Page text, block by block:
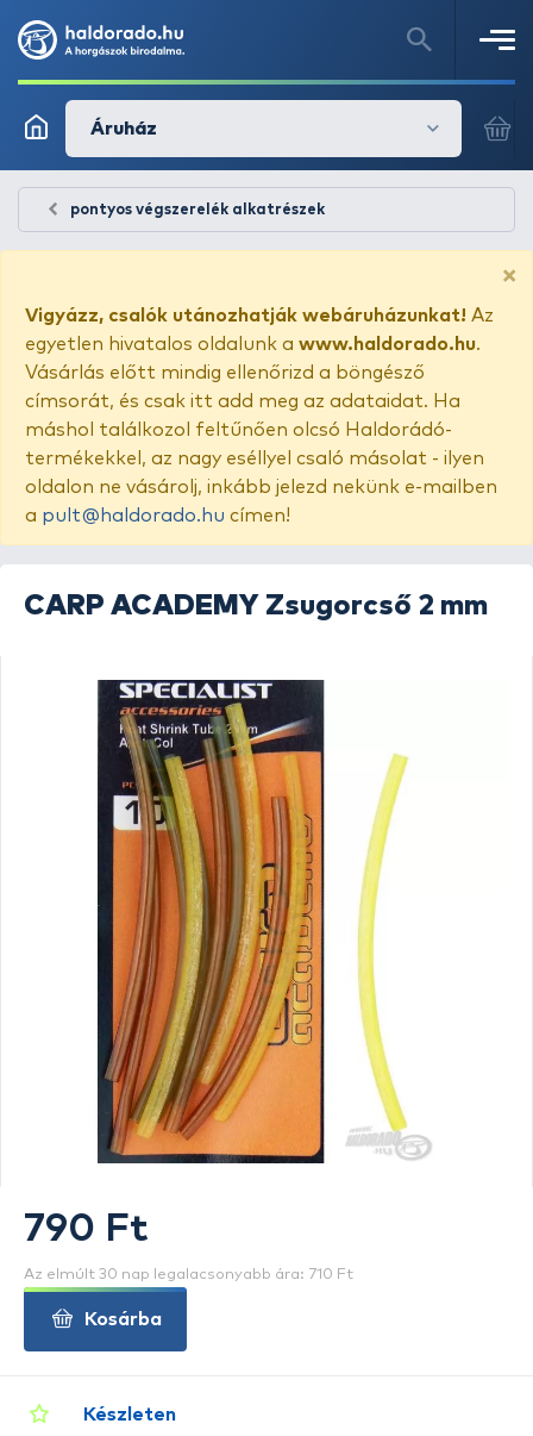
Áruház
pontyos végszerelék alkatrészek
×
Vigyázz, csalók utánozhatják webáruházunkat! Az
egyetlen hivatalos oldalunk a www.haldorado.hu.
Vásárlás előtt mindig ellenőrizd a böngésző
címsorát, és csak itt add meg az adataidat. Ha
máshol találkozol feltűnően olcsó Haldorádó-
termékekkel, az nagy eséllyel csaló másolat - ilyen
oldalon ne vásárolj, inkább jelezd nekünk e-mailben
a pult@haldorado.hu címen!
CARP ACADEMY Zsugorcső 2 mm
Készleten
790 Ft
Az elmúlt 30 nap legalacsonyabb ára: 710 Ft
Kosárba